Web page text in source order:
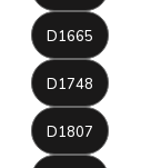
D1665
D1748
D1807